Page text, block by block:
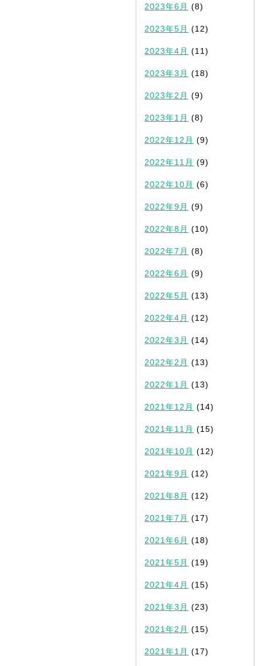
2023年6月 (8)
2023年5月 (12)
2023年4月 (11)
2023年3月 (18)
2023年2月 (9)
2023年1月 (8)
2022年12月 (9)
2022年11月 (9)
2022年10月 (6)
2022年9月 (9)
2022年8月 (10)
2022年7月 (8)
2022年6月 (9)
2022年5月 (13)
2022年4月 (12)
2022年3月 (14)
2022年2月 (13)
2022年1月 (13)
2021年12月 (14)
2021年11月 (15)
2021年10月 (12)
2021年9月 (12)
2021年8月 (12)
2021年7月 (17)
2021年6月 (18)
2021年5月 (19)
2021年4月 (15)
2021年3月 (23)
2021年2月 (15)
2021年1月 (17)